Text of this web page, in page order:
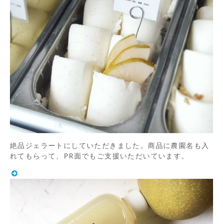
絶品ジェラートにしていただきました。商品に農園名も入
れてもらって、PR面でもご支援いただいています。